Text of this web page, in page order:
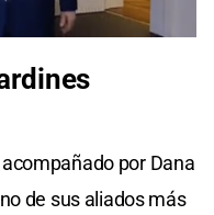
por Dana
de sus aliados más